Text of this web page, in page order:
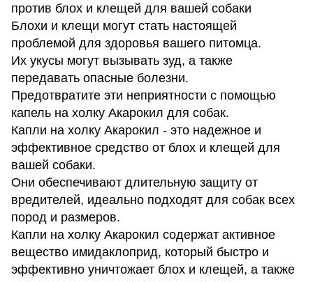
против блох и клещей для вашей собаки
Блохи и клещи могут стать настоящей
проблемой для здоровья вашего питомца.
Их укусы могут вызывать зуд, а также
передавать опасные болезни.
Предотвратите эти неприятности с помощью
капель на холку Акарокил для собак.
Капли на холку Акарокил - это надежное и
эффективное средство от блох и клещей для
вашей собаки.
Они обеспечивают длительную защиту от
вредителей, идеально подходят для собак всех
пород и размеров.
Капли на холку Акарокил содержат активное
вещество имидаклоприд, который быстро и
эффективно уничтожает блох и клещей, а также